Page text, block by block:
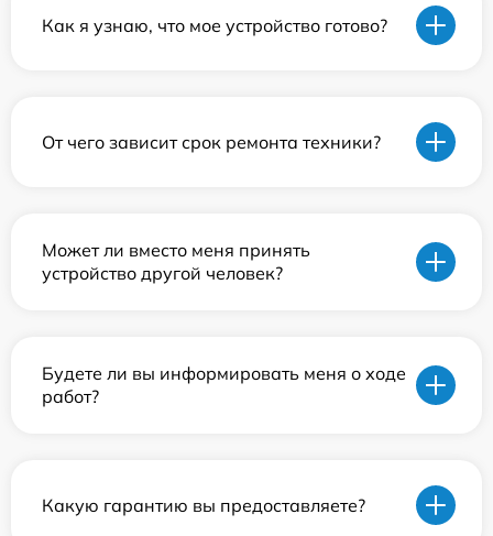
Как я узнаю, что мое устройство готово?
От чего зависит срок ремонта техники?
Может ли вместо меня принять
устройство другой человек?
Будете ли вы информировать меня о ходе
работ?
Какую гарантию вы предоставляете?